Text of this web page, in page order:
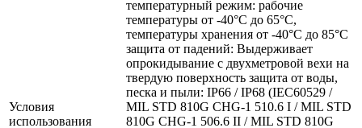
Условия
использования
температурный режим: рабочие
температуры от -40°C до 65°C,
температуры хранения от -40°C до 85°C
защита от падений: Выдерживает
опрокидывание с двухметровой вехи на
твердую поверхность защита от воды,
песка и пыли: IP66 / IP68 (IEC60529 /
MIL STD 810G CHG-1 510.6 I / MIL STD
810G CHG-1 506.6 II / MIL STD 810G